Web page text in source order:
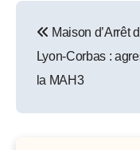
Maison d’Arrêt
Lyon-Corbas :
la MAH3